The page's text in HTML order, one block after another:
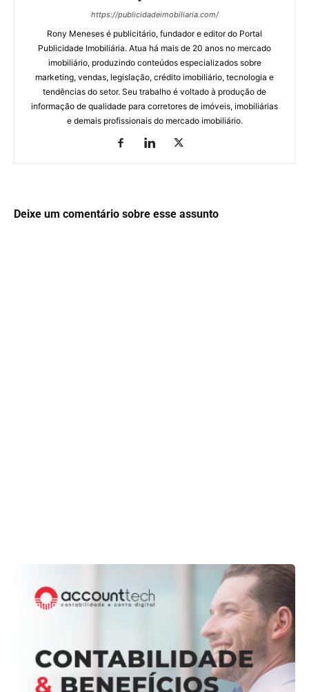
https://publicidadeimobiliaria.com/
Rony Meneses é publicitário, fundador e editor do Portal
Publicidade Imobiliária. Atua há mais de 20 anos no mercado
imobiliário, produzindo conteúdos especializados sobre
marketing, vendas, legislação, crédito imobiliário, tecnologia e
tendências do setor. Seu trabalho é voltado à produção de
informação de qualidade para corretores de imóveis, imobiliárias
e demais profissionais do mercado imobiliário.
Deixe um comentário sobre esse assunto